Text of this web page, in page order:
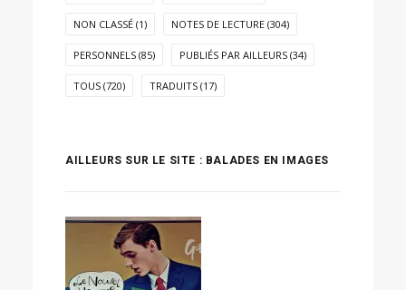
NON CLASSÉ (1) NOTES DE LECTURE (304)
PERSONNELS (85) PUBLIÉS PAR AILLEURS (34)
TOUS (720) TRADUITS (17)
AILLEURS SUR LE SITE : BALADES EN IMAGES